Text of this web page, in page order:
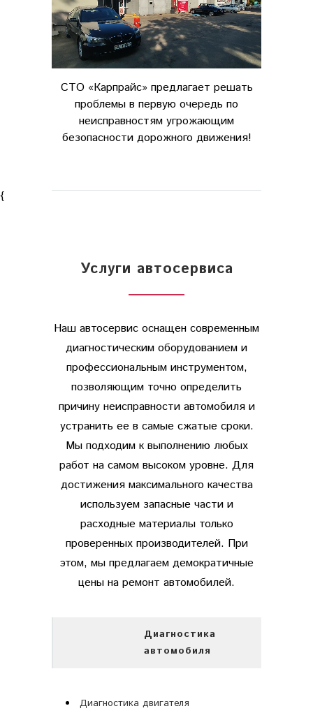
СТО «Карпрайс» предлагает решать
проблемы в первую очередь по
неисправностям угрожающим
безопасности дорожного движения!
{
Услуги автосервиса
Наш автосервис оснащен современным
диагностическим оборудованием и
профессиональным инструментом,
позволяющим точно определить
причину неисправности автомобиля и
устранить ее в самые сжатые сроки.
Мы подходим к выполнению любых
работ на самом высоком уровне. Для
достижения максимального качества
используем запасные части и
расходные материалы только
проверенных производителей. При
этом, мы предлагаем демократичные
цены на ремонт автомобилей.
Диагностика
автомобиля
Диагностика двигателя